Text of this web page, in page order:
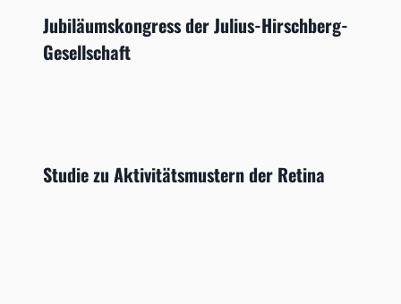
Jubiläumskongress der Julius-Hirschberg-
Gesellschaft
Studie zu Aktivitätsmustern der Retina